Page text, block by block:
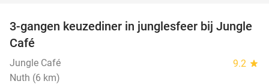
21%
3-gangen keuzediner in junglesfeer bij Jungle
Café
Jungle Café 9.2 star
Nuth (6 km)